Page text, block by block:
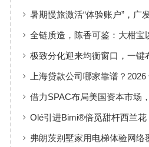
暑期慢旅激活“体验账户”，广
行添彩
全链质造，陈香可鉴：大柑宝
准，定义新会陈皮高质量发展
极致分化迎来均衡窗口，一键
华夏火热开售
上海贷款公司哪家靠谱？
工薪族借钱选择指南
借力SPAC布局美国资本市场
黄金赛道
Olé引进Bimi®倍觅甜杆西兰
新选择
弗朗茨别墅家用电梯体验网络